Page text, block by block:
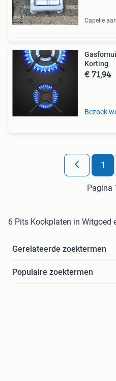
Capelle
Korting
€ 71,94
Bezoek
1
Pagina
6 Pits Kookplaten in Witgoed
Gerelateerde zoektermen
Populaire zoektermen